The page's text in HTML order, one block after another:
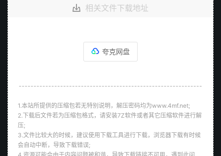
相关文件下载地址
夸克网盘
--------------------------------------------------------------
1.本站所提供的压缩包若无特别说明，解压密码均为www.4mf.net;
2.下载后文件若为压缩包格式，请安装7Z软件或者其它压缩软件进行解
压;
3.文件比较大的时候，建议使用下载工具进行下载，浏览器下载有时候
会自动中断，导致下载错误;